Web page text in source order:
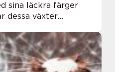
sina läckra färger
dessa växter
I denna artike...